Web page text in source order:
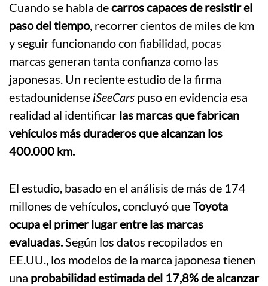
Cuando se habla decarros capaces de resistir el
paso del tiempo, recorrer cientos de miles de km
y seguir funcionando con fiabilidad, pocas
marcas generan tanta confianza como las
japonesas. Un reciente estudio de la firma
estadounidense iSeeCars puso en evidencia esa
realidad al identificar las marcas que fabrican
vehículos más duraderos que alcanzan los
400.000 km.
El estudio, basado en el análisis de más de 174
millones de vehículos, concluyó queToyota
ocupa el primer lugar entre las marcas
evaluadas.Según los datos recopilados en
EE.UU., los modelos de la marca japonesa tienen
una probabilidad estimada del 17,8% de alcanzar